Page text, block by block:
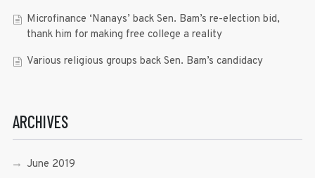
Microfinance ‘Nanays’ back Sen. Bam’s re-election bid,
thank him for making free college a reality
Various religious groups back Sen. Bam’s candidacy
ARCHIVES
June 2019